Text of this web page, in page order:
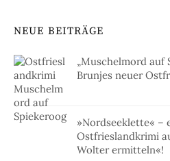
NEUE BEITRÄGE
„Muschelmord auf
Brunjes neuer
»Nordseeklette« –
Ostfrieslandkrimi
Wolter ermitteln«!